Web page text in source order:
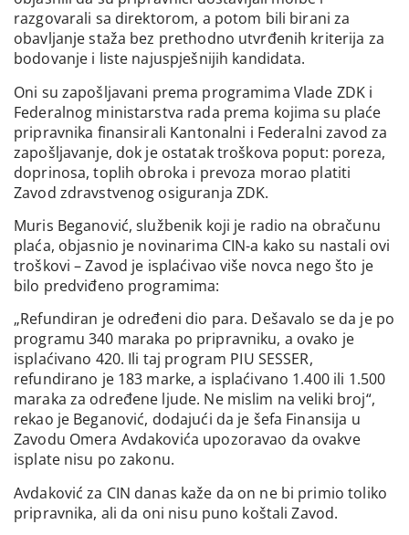
razgovarali sa direktorom, a potom bili birani za
obavljanje staža bez prethodno utvrđenih kriterija za
bodovanje i liste najuspješnijih kandidata.
Oni su zapošljavani prema programima Vlade ZDK i
Federalnog ministarstva rada prema kojima su plaće
pripravnika finansirali Kantonalni i Federalni zavod za
zapošljavanje, dok je ostatak troškova poput: poreza,
doprinosa, toplih obroka i prevoza morao platiti
Zavod zdravstvenog osiguranja ZDK.
Muris Beganović, službenik koji je radio na obračunu
plaća, objasnio je novinarima CIN-a kako su nastali ovi
troškovi – Zavod je isplaćivao više novca nego što je
bilo predviđeno programima:
„Refundiran je određeni dio para. Dešavalo se da je po
programu 340 maraka po pripravniku, a ovako je
isplaćivano 420. Ili taj program PIU SESSER,
refundirano je 183 marke, a isplaćivano 1.400 ili 1.500
maraka za određene ljude. Ne mislim na veliki broj“,
rekao je Beganović, dodajući da je šefa Finansija u
Zavodu Omera Avdakovića upozoravao da ovakve
isplate nisu po zakonu.
Avdaković za CIN danas kaže da on ne bi primio toliko
pripravnika, ali da oni nisu puno koštali Zavod.